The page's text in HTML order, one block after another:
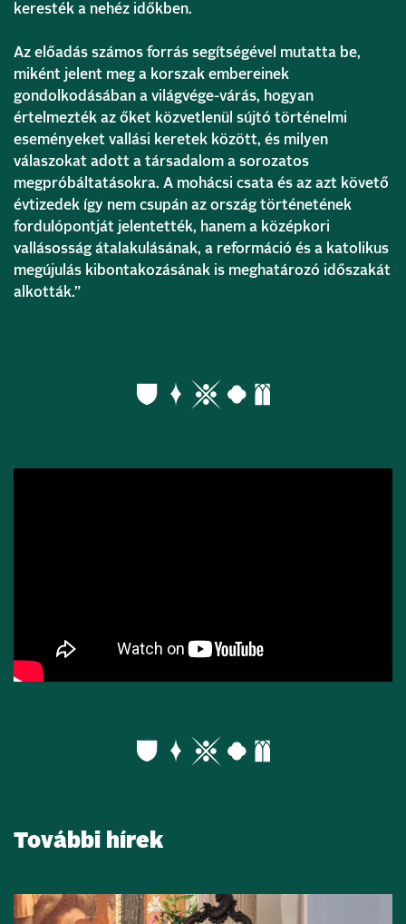
keresték a nehéz időkben.
Az előadás számos forrás segítségével mutatta be,
miként jelent meg a korszak embereinek
gondolkodásában a világvége-várás, hogyan
értelmezték az őket közvetlenül sújtó történelmi
eseményeket vallási keretek között, és milyen
válaszokat adott a társadalom a sorozatos
megpróbáltatásokra. A mohácsi csata és az azt követő
évtizedek így nem csupán az ország történetének
fordulópontját jelentették, hanem a középkori
vallásosság átalakulásának, a reformáció és a katolikus
megújulás kibontakozásának is meghatározó időszakát
alkották.”
További hírek